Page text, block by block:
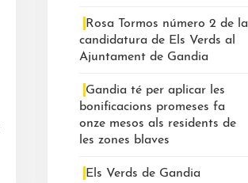
Rosa Tormos número 2 de la
candidatura de Els Verds al
Ajuntament de Gandia
Gandia té per aplicar les
bonificacions promeses fa
onze mesos als residents de
les zones blaves
Els Verds de Gandia